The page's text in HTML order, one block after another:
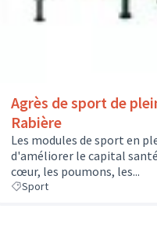
Agrès de sport de
Rabière
Les modules de sport en
d'améliorer le capital
cœur, les poumons, les...
Sport